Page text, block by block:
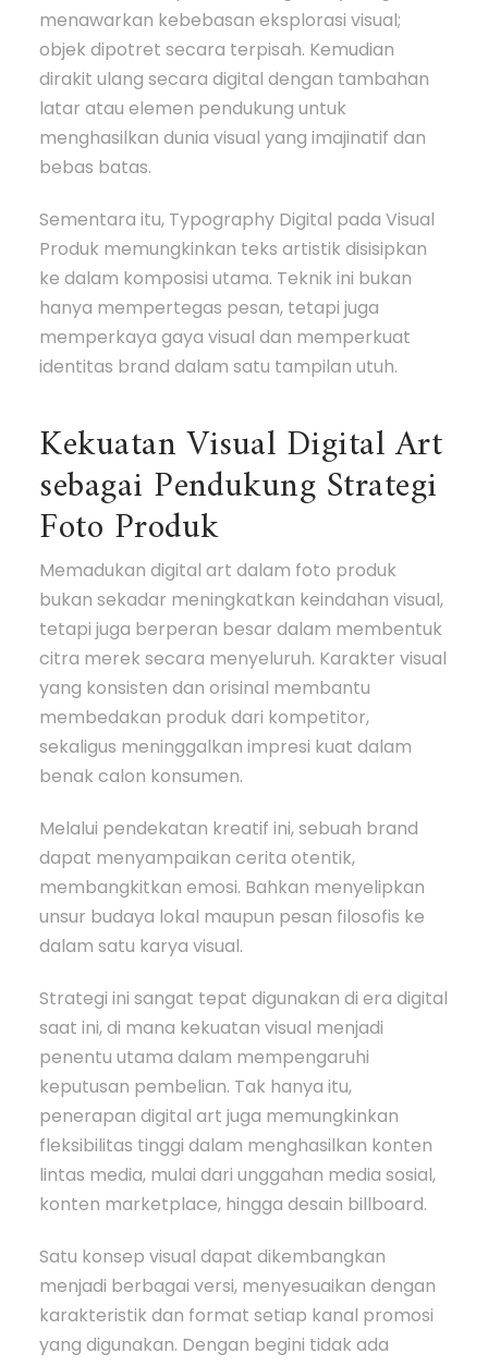
menawarkan kebebasan eksplorasi visual;
objek dipotret secara terpisah. Kemudian
dirakit ulang secara digital dengan tambahan
latar atau elemen pendukung untuk
menghasilkan dunia visual yang imajinatif dan
bebas batas.
Sementara itu, Typography Digital pada Visual
Produk memungkinkan teks artistik disisipkan
ke dalam komposisi utama. Teknik ini bukan
hanya mempertegas pesan, tetapi juga
memperkaya gaya visual dan memperkuat
identitas brand dalam satu tampilan utuh.
Kekuatan Visual Digital Art
sebagai Pendukung Strategi
Foto Produk
Memadukan digital art dalam foto produk
bukan sekadar meningkatkan keindahan visual,
tetapi juga berperan besar dalam membentuk
citra merek secara menyeluruh. Karakter visual
yang konsisten dan orisinal membantu
membedakan produk dari kompetitor,
sekaligus meninggalkan impresi kuat dalam
benak calon konsumen.
Melalui pendekatan kreatif ini, sebuah brand
dapat menyampaikan cerita otentik,
membangkitkan emosi. Bahkan menyelipkan
unsur budaya lokal maupun pesan filosofis ke
dalam satu karya visual.
Strategi ini sangat tepat digunakan di era digital
saat ini, di mana kekuatan visual menjadi
penentu utama dalam mempengaruhi
keputusan pembelian. Tak hanya itu,
penerapan digital art juga memungkinkan
fleksibilitas tinggi dalam menghasilkan konten
lintas media, mulai dari unggahan media sosial,
konten marketplace, hingga desain billboard.
Satu konsep visual dapat dikembangkan
menjadi berbagai versi, menyesuaikan dengan
karakteristik dan format setiap kanal promosi
yang digunakan. Dengan begini tidak ada